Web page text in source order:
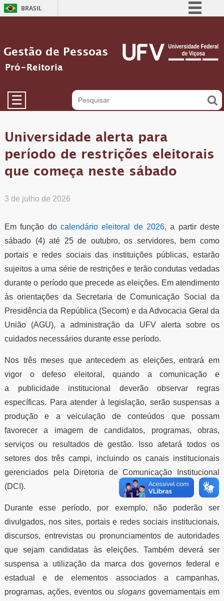
BRASIL
Participe
Legislação
Gestão de Pessoas
Pró-Reitoria
☰
Universidade alerta para
período de restrições eleitorais
que começa neste sábado
3 de julho de 2026
Em função do calendário eleitoral de 2026, a partir deste
sábado (4) até 25 de outubro, os servidores, bem como
portais e redes sociais das instituições públicas, estarão
sujeitos a uma série de restrições e terão condutas vedadas
durante o período que precede as eleições. Em atendimento
às orientações da Secretaria de Comunicação Social da
Presidência da República (Secom) e da Advocacia Geral da
União (AGU), a administração da UFV alerta sobre os
cuidados necessários durante esse período.
Nos três meses que antecedem as eleições, entrará em
vigor o defeso eleitoral, quando a comunicação e
a publicidade institucional deverão observar regras
específicas. Para atender à legislação, serão suspensas a
produção e a veiculação de conteúdos que possam
favorecer a imagem de candidatos, programas, obras,
serviços ou resultados de gestão. Isso afetará todos os
setores dos três campi, incluindo os canais institucionais
gerenciados pela Diretoria de Comunicação Institucional
(DCI).
Durante esse período, por exemplo, não poderão ser
divulgados, nos sites, portais e redes sociais institucionais,
discursos, entrevistas ou pronunciamentos de autoridades
que sejam candidatas às eleições. Também deverá ser
suspensa a utilização da marca dos governos federal e
estadual e de elementos associados a campanhas,
programas, ações, eventos ou slogansgovernamentais em